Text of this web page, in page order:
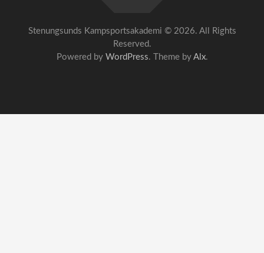
Stenungsunds Kampsportsakademi © 2026. All Rights
Reserved.
Powered by WordPress. Theme by Alx.